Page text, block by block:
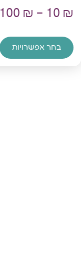
10 ₪
–
100 ₪
בחר אפשרויות